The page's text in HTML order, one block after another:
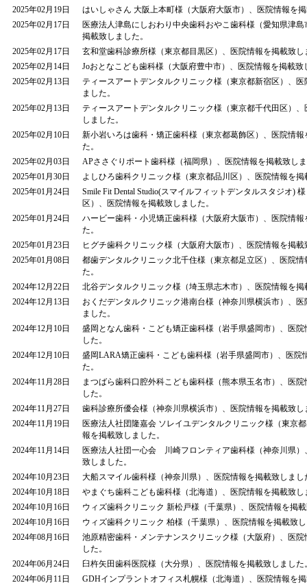
2025年02月19日
はいしゃさん 大阪上本町様（大阪府大阪市）、医院情報を
2025年02月17日
医療法人津島にしおわり中央歯科おやこ歯科様（愛知県津
掲載致しました。
2025年02月17日
玄和堂歯科診療所様（東京都目黒区）、医院情報を掲載致し
2025年02月14日
Joおとなこども歯科様（大阪府豊中市）、医院情報を掲載致
2025年02月13日
ティースアートデンタルクリニック様（東京都新宿区）、
ました。
2025年02月13日
ティースアートデンタルクリニック様（東京都千代田区）
しました。
2025年02月10日
新小岩いろは歯科・矯正歯科様（東京都葛飾区）、医院情報
た。
2025年02月03日
APささぐりポート歯科様（福岡県）、医院情報を掲載致し
2025年01月30日
よしひろ歯科クリニック様（東京都品川区）、医院情報を
2025年01月24日
Smile Fit Dental Studio(スマイルフィットデンタルスタジオ)
区）、医院情報を掲載致しました。
2025年01月24日
ハービー歯科・小児矯正歯科様（大阪府大阪市）、医院情報
た。
2025年01月23日
ヒグチ歯科クリニック様（大阪府大阪市）、医院情報を掲載
2025年01月08日
都歯デンタルクリニック北千住様（東京都足立区）、医院
た。
2024年12月22日
北谷デンタルクリニック様（埼玉県志木市）、医院情報を掲
2024年12月13日
おくだデンタルクリニック港南台様（神奈川県横浜市）、
ました。
2024年12月10日
盛岡となん歯科・こども矯正歯科様（岩手県盛岡市）、医
した。
2024年12月10日
盛岡LARA矯正歯科・こども歯科様（岩手県盛岡市）、医院
た。
2024年11月28日
まつばら歯科口腔外科こども歯科様（熊本県玉名市）、医
した。
2024年11月27日
歯科診療所優会様（神奈川県横浜市）、医院情報を掲載致し
2024年11月19日
医療法人社団隆嘉会 ソレイユデンタルクリニック様（東京
報を掲載致しました。
2024年11月14日
医療法人社団一心会 川崎フロンティア歯科様（神奈川県）
致しました。
2024年10月23日
大船スマイル歯科様（神奈川県）、医院情報を掲載致しまし
2024年10月18日
やまぐち歯科こども歯科様（北海道）、医院情報を掲載致し
2024年10月16日
ウィズ歯科クリニック 新松戸様（千葉県）、医院情報を掲
2024年10月16日
ウィズ歯科クリニック 柏様（千葉県）、医院情報を掲載致
2024年08月16日
池原精密歯科・メンテナンスクリニック様（大阪府）、医
した。
2024年06月24日
臼杵矢田歯科医院様（大分県）、医院情報を掲載致しました
2024年06月11日
GDHインプラントオフィス札幌様（北海道）、医院情報を